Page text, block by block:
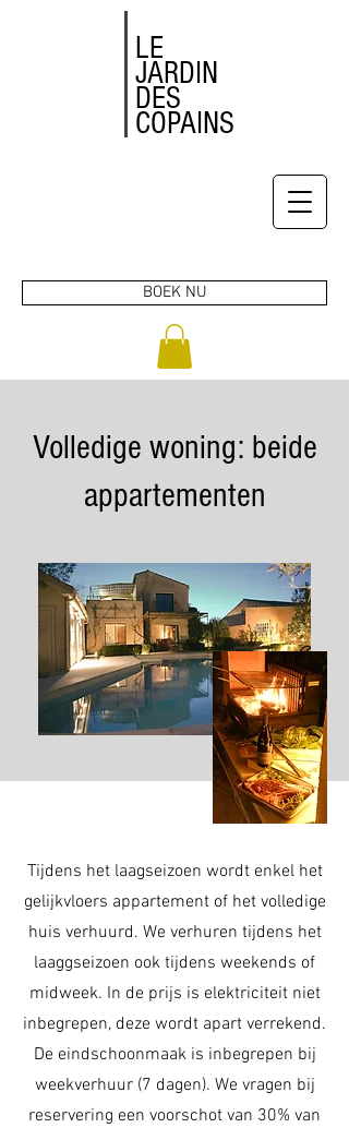
BOEK NU
LE
JARDIN
DES
COPAINS
Volledige woning: beide
appartementen
Tijdens het laagseizoen wordt enkel het
gelijkvloers appartement of het volledige
huis verhuurd. We verhuren tijdens het
laaggseizoen ook tijdens weekends of
midweek. In de prijs is elektriciteit niet
inbegrepen, deze wordt apart verrekend.
De eindschoonmaak is inbegrepen bij
weekverhuur (7 dagen). We vragen bij
reservering een voorschot van 30% van